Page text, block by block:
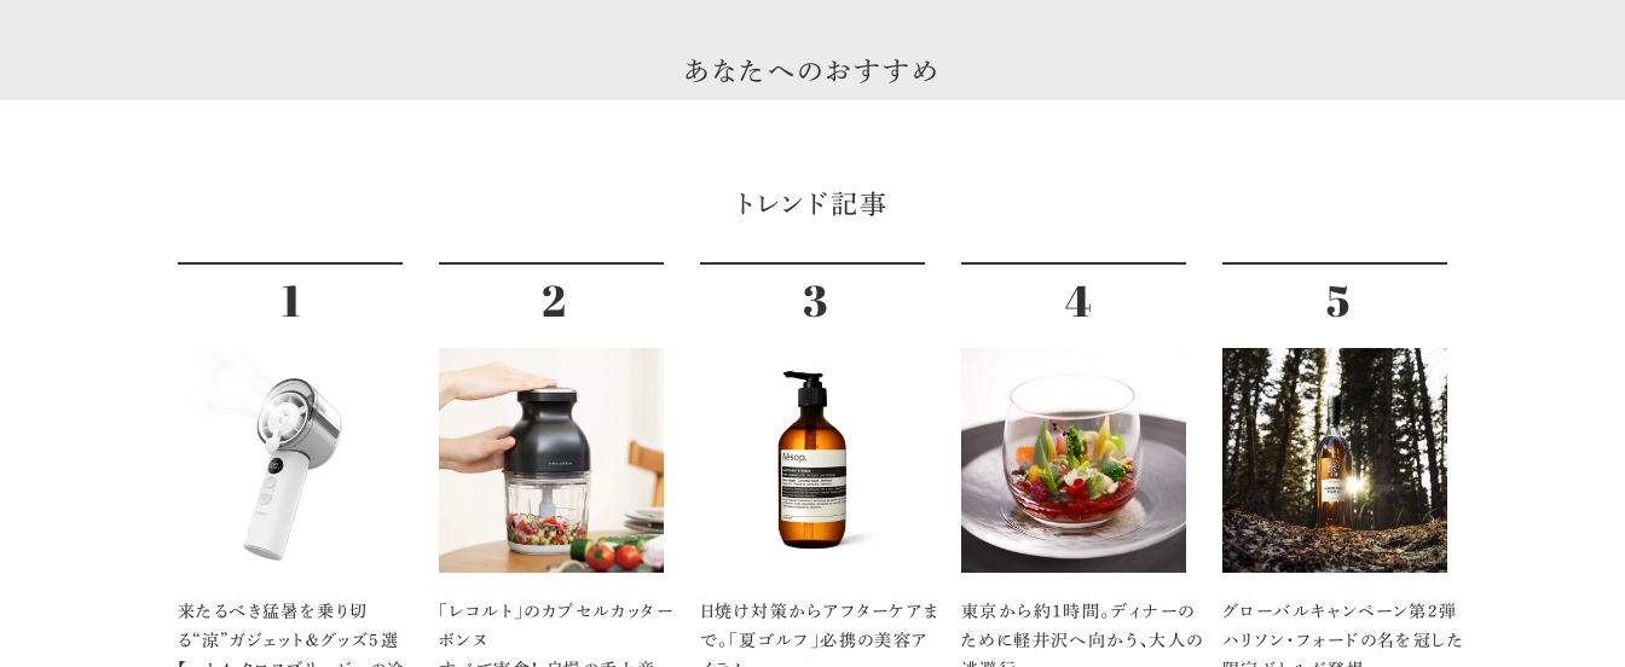
あなたへのおすすめ
トレンド記事
来たるべき猛暑を乗り切
る“涼”ガジェット＆グッズ5選
「レコルト」のカプセルカッター
ボンヌ
日焼け対策からアフターケアま
で。「夏ゴルフ」必携の美容ア
東京から約1時間。ディナーの
ために軽井沢へ向かう、大人の
グローバルキャンペーン第2弾
ハリソン・フォードの名を冠した